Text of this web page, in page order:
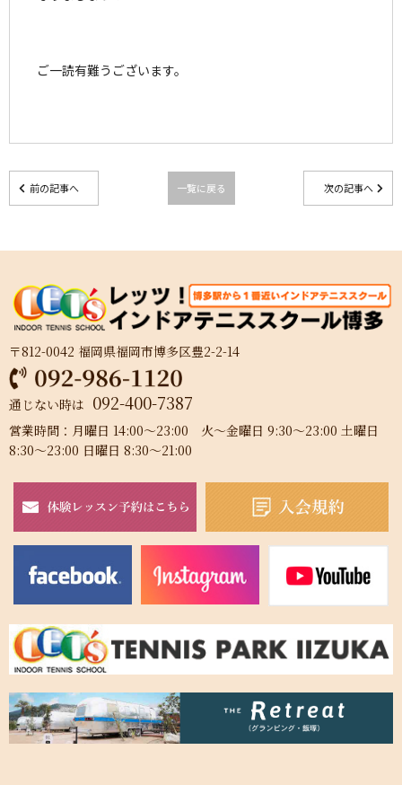
ご一読有難うございます。
前の記事へ 一覧に戻る 次の記事へ
〒812-0042 福岡県福岡市博多区豊2-2-14
通じない時は 092-400-7387
営業時間：月曜日 14:00～23:00 火～金曜日 9:30～23:00 土曜日
8:30～23:00 日曜日 8:30～21:00